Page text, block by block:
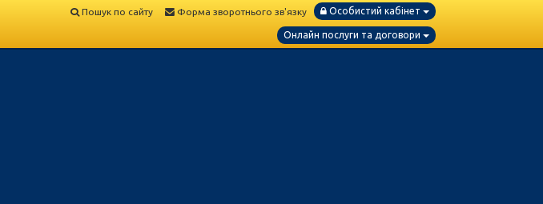
Пошук по сайту Форма зворотнього зв'язку Особистий кабінет
Онлайн послуги та договори